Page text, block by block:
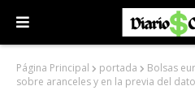
Página Principal portada
Bolsas
sobre aranceles y en la previa del